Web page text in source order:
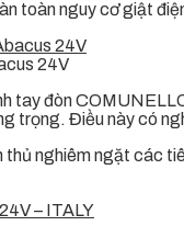
toàn nguy cơ giật
24V
tay đòn
trọng. Điều này có
nghiêm ngặt các
– ITALY